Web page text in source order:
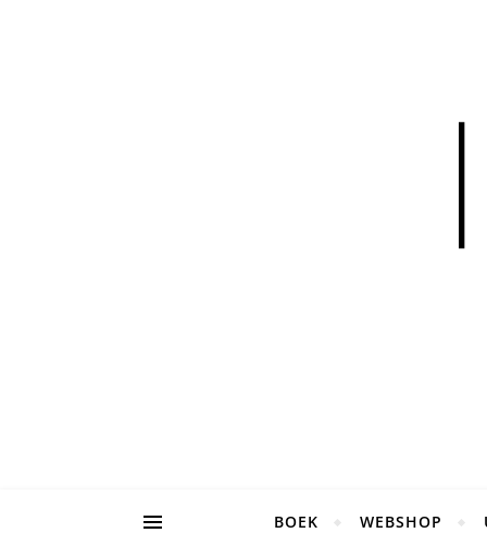
BOEK WEBSHOP